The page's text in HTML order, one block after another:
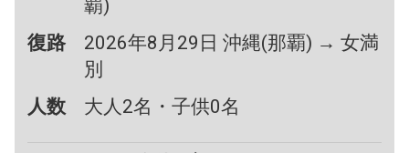
覇)
復路
2026年8月29日 沖縄(那覇) → 女満
別
人数
大人2名・子供0名